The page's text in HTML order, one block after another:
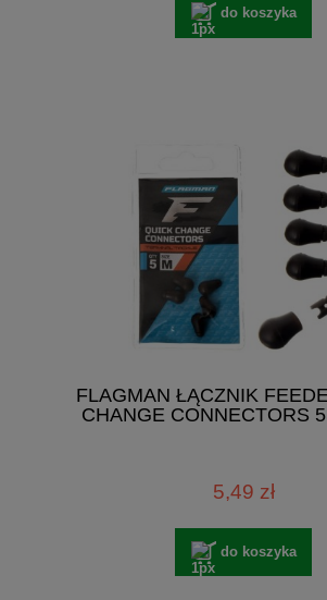
do koszyka
FLAGMAN ŁĄCZNIK
CHANGE CONNECTORS
5,49 zł
do koszyka